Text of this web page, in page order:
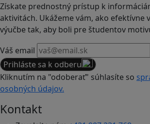
Získate prednostný prístup k
aktivitách. Ukážeme vám, ako efektívne
výučbe tak, aby boli pre študentov
Váš email
Prihláste sa k odberu
Kliknutím na "odoberať" súhlasíte so
osobných údajov.
Kontakt